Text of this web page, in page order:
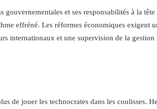
et ses responsabilités à la tête
effréné. Les réformes économiques exigent
internationaux et une supervision de la gestion
de jouer les technocrates dans les coulisses.